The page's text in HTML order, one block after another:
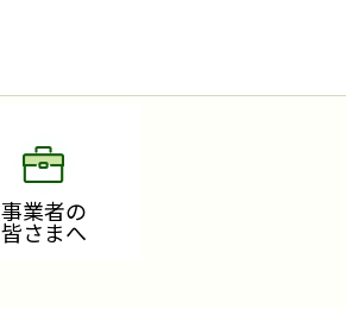
事業者の
皆さまへ